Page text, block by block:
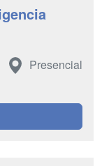
Presencial